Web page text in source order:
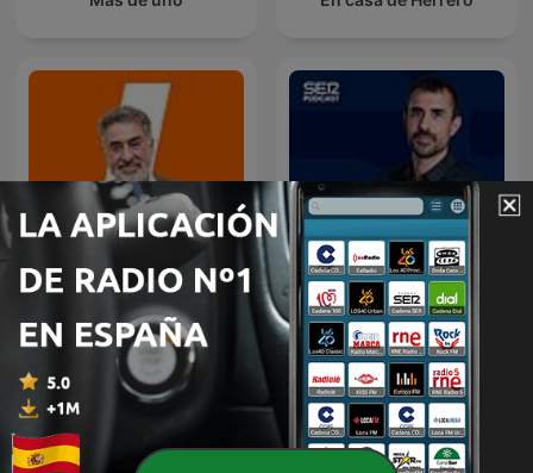
Mañanas en Libertad con
Luis del Pino
Hora 25